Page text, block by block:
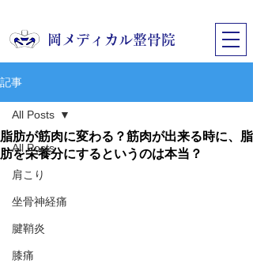
​岡メディカル整骨院
記事
All Posts
肩こり
坐骨神経痛
腱鞘炎
膝痛
All Posts
脂肪が筋肉に変わる？筋肉が出来る時に、脂
肪を栄養分にするというのは本当？